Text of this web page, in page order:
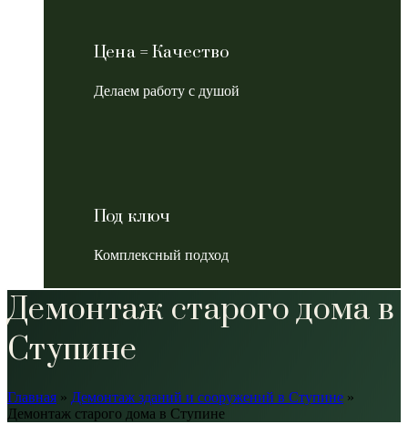
Цена = Качество
Делаем работу с душой
Под ключ
Комплексный подход
Демонтаж старого дома в
Ступине
Главная » Демонтаж зданий и сооружений в Ступине »
Демонтаж старого дома в Ступине